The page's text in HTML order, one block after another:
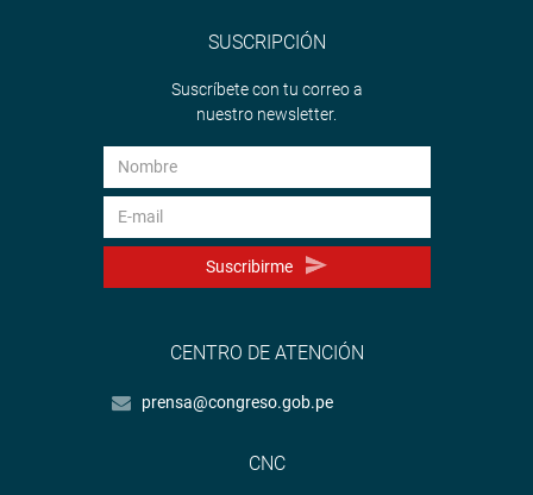
SUSCRIPCIÓN
Suscríbete con tu correo a
nuestro newsletter.
Suscribirme
CENTRO DE ATENCIÓN
prensa@congreso.gob.pe
CNC